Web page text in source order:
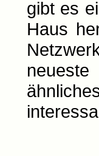
gibt es
Haus